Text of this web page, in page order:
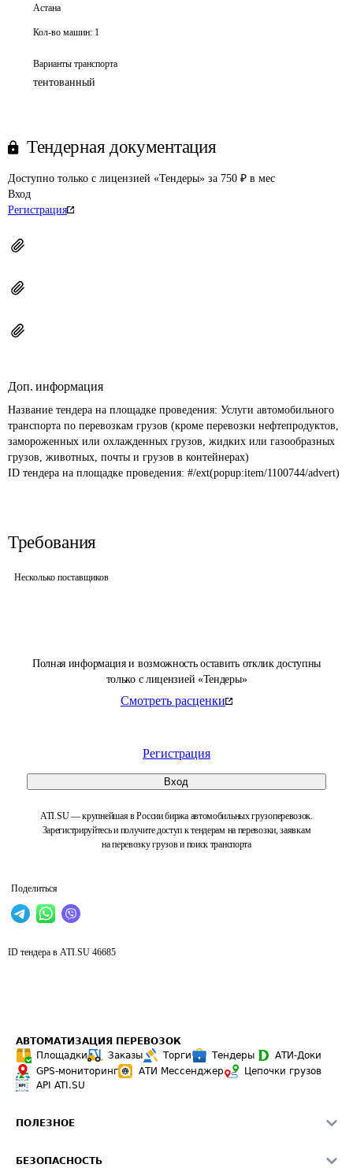
Полная информация и возможность оставить отклик доступны
только с лицензией «Тендеры»
Смотреть расценки
Регистрация
Вход
ATI.SU — крупнейшая в России биржа автомобильных грузоперевозок.
Зарегистрируйтесь и получите доступ к тендерам на перевозки, заявкам
на перевозку грузов и поиск транспорта
Поделиться
Астана
Кол-во машин: 1
Варианты транспорта
тентованный
Тендерная документация
Доступно только с лицензией «Тендеры» за 750 ₽ в мес
Вход
Регистрация
Доп. информация
Название тендера на площадке проведения: Услуги автомобильного
транспорта по перевозкам грузов (кроме перевозки нефтепродуктов,
замороженных или охлажденных грузов, жидких или газообразных
грузов, животных, почты и грузов в контейнерах)
ID тендера на площадке проведения: #/ext(popup:item/1100744/advert)
Требования
Несколько поставщиков
ID тендера в ATI.SU 46685
АВТОМАТИЗАЦИЯ ПЕРЕВОЗОК
Площадки
Заказы Торги Тендеры
АТИ-Доки
GPS-мониторинг
АТИ Мессенджер
Цепочки грузов
API ATI.SU
ПОЛЕЗНОЕ
БЕЗОПАСНОСТЬ